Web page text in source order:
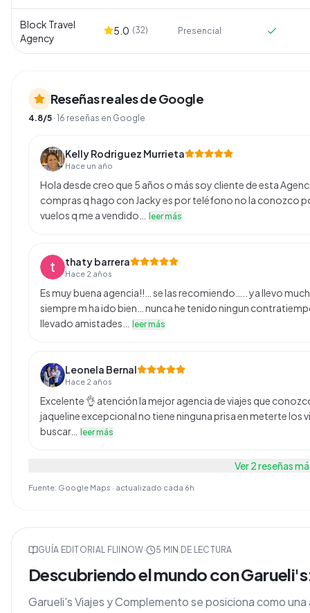
Block Travel
Agency
5.0 (32) Presencial
Reseñas reales de Google
4.8/5 · 16 reseñas en Google
Kelly Rodriguez Murrieta
Hace un año
Hola desde creo que 5 años o más soy cliente de esta
compras q hago con Jacky es por teléfono no la conozco
vuelos q me a vendido…
leer más
thaty barrera
Hace 2 años
Es muy buena agencia!!… se las recomiendo….. ya llevo
siempre m ha ido bien… nunca he tenido ningun
llevado amistades…
leer más
Leonela Bernal
Hace 2 años
Excelente 👌 atención la mejor agencia de viajes que
jaqueline excepcional no tiene ninguna prisa en meterte los
buscar…
leer más
Ver2reseñas
Fuente: Google Maps · actualizado cada 6h
GUÍA EDITORIAL FLIINOW· 5 MIN DE LECTURA
Descubriendo el mundo con
Garueli's Viajes y Complemento se posiciona como